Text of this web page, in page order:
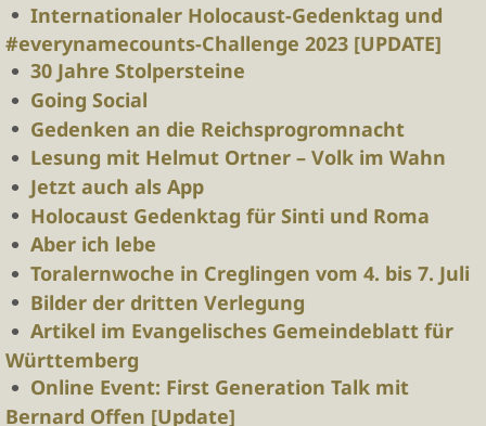
Internationaler Holocaust-Gedenktag und
#everynamecounts-Challenge 2023 [UPDATE]
30 Jahre Stolpersteine
Going Social
Gedenken an die Reichsprogromnacht
Lesung mit Helmut Ortner – Volk im Wahn
Jetzt auch als App
Holocaust Gedenktag für Sinti und Roma
Aber ich lebe
Toralernwoche in Creglingen vom 4. bis 7. Juli
Bilder der dritten Verlegung
Artikel im Evangelisches Gemeindeblatt für
Württemberg
Online Event: First Generation Talk mit
Bernard Offen [Update]